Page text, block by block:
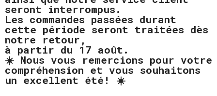
seront interrompus.
Les commandes passées durant
cette période seront traitées dès
notre retour,
à partir du 17 août.
☀️ Nous vous remercions pour votre
compréhension et vous souhaitons
un excellent été! ☀️